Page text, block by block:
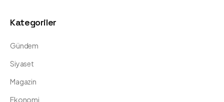
Kategoriler
Gündem
Siyaset
Magazin
Ekonomi